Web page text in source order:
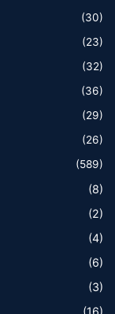
(30)
(23)
(32)
(36)
(29)
(26)
(589)
(8)
(2)
(4)
(6)
(3)
(16)